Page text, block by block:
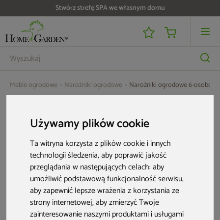
Używamy plików cookie
Ta witryna korzysta z plików cookie i innych
technologii śledzenia, aby poprawić jakość
przeglądania w następujących celach:aby
umożliwić podstawową funkcjonalność serwisu,
aby zapewnić lepsze wrażenia z korzystania ze
strony internetowej,aby zmierzyć Twoje
zainteresowanie naszymi produktami i usługami
Stwórz strefę SPA we własnym domu
Meble ogrodowe Narożniki ogrodowe Narożniki ogrodowe 6-osobowe
Zaaranżuj komfortową przestrzeń do relaksu na zewnątrz!
spośród 6-osobowych narożników, które zapewnią wygodę całej
rodzinie. Wyróżniają się odpornością na różne czynniki atmosferyczne,
dlategosłużą przez wiele sezonów.To stylowe meble, które ustawisz
na tarasie, w altanie lub innej części ogrodu. Duża różnorodność
wariantów kolorystycznych ułatwi Ci dopasowanie mebla do planowanej
aranżacji.
Narożniki ogrodowe 6-osobowewystępują w wersji z regulowanym
oparciem.Możesz odchylić je w taki sposób, żeby mieć przyjemne
7 produktów